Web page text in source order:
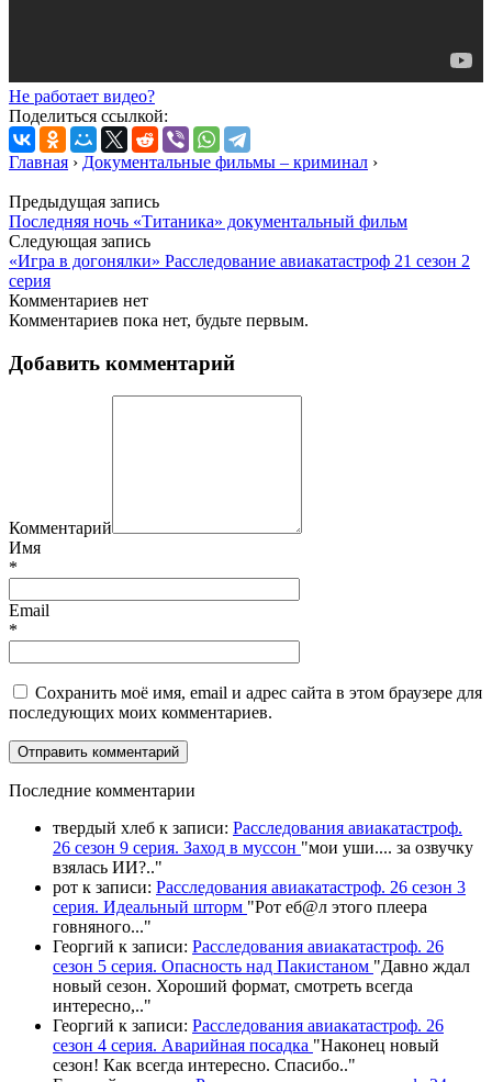
Не работает видео?
Поделиться ссылкой:
Главная › Документальные фильмы – криминал ›
Предыдущая запись
Последняя ночь «Титаника» документальный фильм
Следующая запись
«Игра в догонялки» Расследование авиакатастроф 21 сезон 2
серия
Комментариев нет
Комментариев пока нет, будьте первым.
Добавить комментарий
Комментарий
Имя
*
Email
*
Сохранить моё имя, email и адрес сайта в этом браузере для
последующих моих комментариев.
Последние комментарии
твердый хлеб к записи: Расследования авиакатастроф.
26 сезон 9 серия. Заход в муссон "мои уши.... за озвучку
взялась ИИ?.."
рот к записи: Расследования авиакатастроф. 26 сезон 3
серия. Идеальный шторм "Рот еб@л этого плеера
говняного..."
Георгий к записи: Расследования авиакатастроф. 26
сезон 5 серия. Опасность над Пакистаном "Давно ждал
новый сезон. Хороший формат, смотреть всегда
интересно,.."
Георгий к записи: Расследования авиакатастроф. 26
сезон 4 серия. Аварийная посадка "Наконец новый
сезон! Как всегда интересно. Спасибо.."